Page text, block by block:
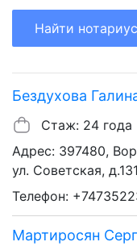
Найти
Бездухова
Стаж: 24 года
Адрес: 397480,
ул. Советская,
Телефон:
Мартиросян